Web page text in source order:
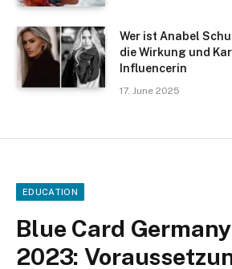
Wer ist Anabel
die Wirkung und
Influencerin
17. June 2025
EDUCATION
Blue Card
2023: